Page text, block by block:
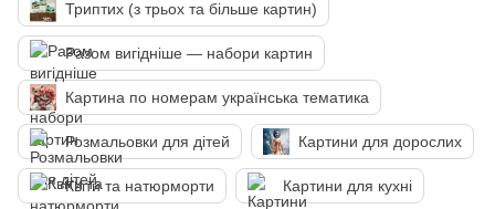
Триптих (з трьох та більше картин)
Разом вигідніше — набори картин
Картина по номерам українська тематика
Розмальовки для дітей Картини для дорослих
Квіти та натюрморти Картини для кухні